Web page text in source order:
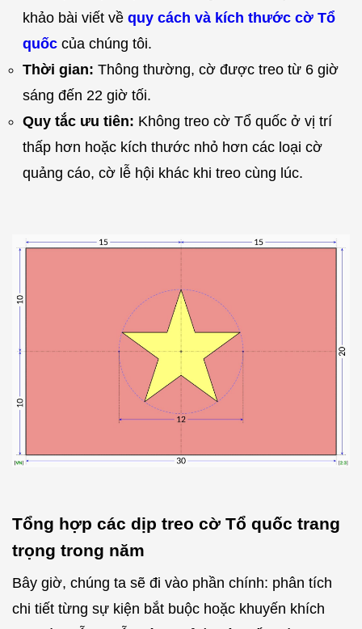
khảo bài viết về quy cách và kích thước cờ Tổ
quốccủa chúng tôi.
Thời gian: Thông thường, cờ được treo từ 6 giờ
sáng đến 22 giờ tối.
Quy tắc ưu tiên: Không treo cờ Tổ quốc ở vị trí
thấp hơn hoặc kích thước nhỏ hơn các loại cờ
quảng cáo, cờ lễ hội khác khi treo cùng lúc.
Tổng hợp các dịp treo cờ Tổ quốc trang
trọng trong năm
Bây giờ, chúng ta sẽ đi vào phần chính: phân tích
chi tiết từng sự kiện bắt buộc hoặc khuyến khích